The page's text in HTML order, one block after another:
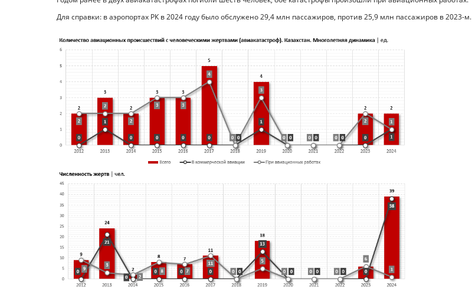
Для справки: в аэропортах РК в 2024 году было обслужено 29,4 млн пассажиров, против 25,9 млн пассажиров в 2023-м.